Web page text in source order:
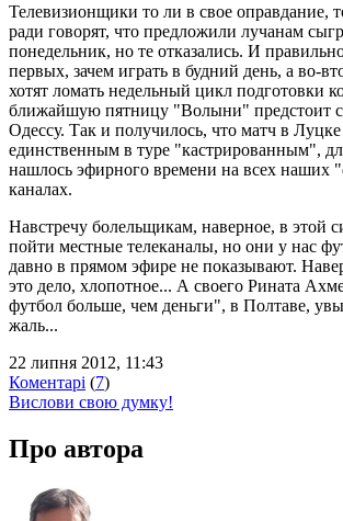
Телевизионщики то ли в свое оправдание,
ради говорят, что предложили лучанам
понедельник, но те отказались. И
первых, зачем играть в будний день, а во-
хотят ломать недельный цикл подготовки
ближайшую пятницу "Волыни" предстоит
Одессу. Так и получилось, что матч в Луцке
единственным в туре "кастрированным",
нашлось эфирного времени на всех наших
каналах.
Навстречу болельщикам, наверное, в этой
пойти местные телеканалы, но они у нас
давно в прямом эфире не показывают.
это дело, хлопотное... А своего Рината
футбол больше, чем деньги", в Полтаве,
жаль...
22 липня 2012, 11:43
Коментарі (7)
Вислови свою думку!
Про автора